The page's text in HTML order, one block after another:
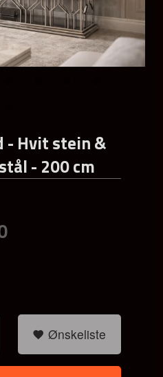
- Hvit stein &
- 200 cm
Ønskeliste